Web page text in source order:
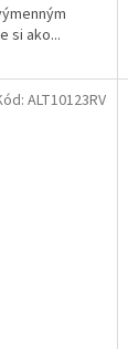
ako...
ALT10123RV